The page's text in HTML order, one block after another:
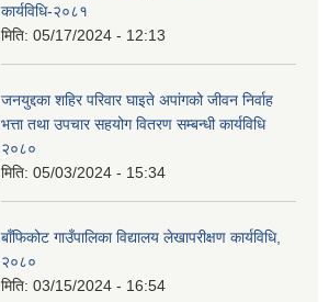
कार्यविधि-२०८१
मिति: 05/17/2024 - 12:13
जनयुद्दका शहिर परिवार घाइते अपांगको जीवन निर्वाह
भत्ता तथा उपचार सहयोग वितरण सम्बन्धी कार्यविधि
२०८०
मिति: 05/03/2024 - 15:34
बाँफिकोट गाउँपालिका विद्यालय लेखापरीक्षण कार्यविधि,
२०८०
मिति: 03/15/2024 - 16:54